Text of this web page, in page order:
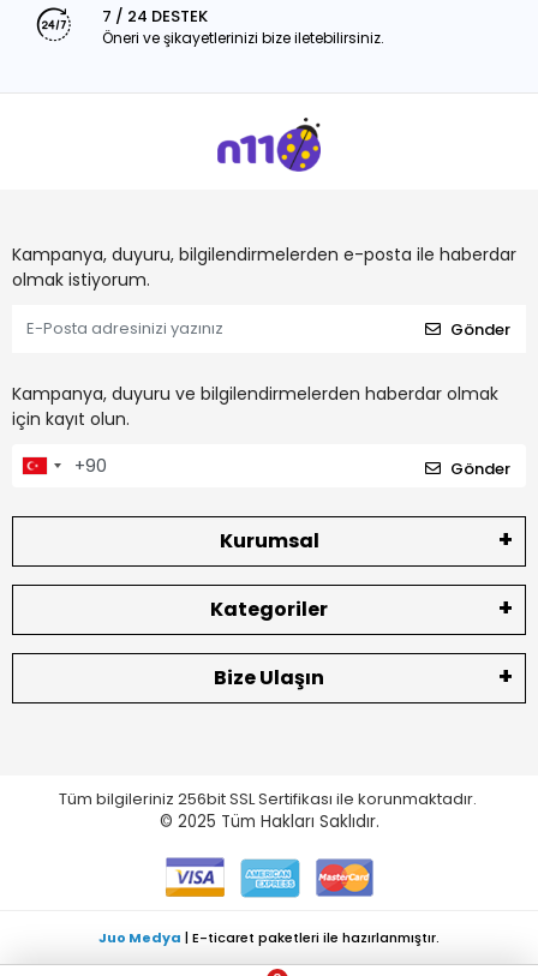
7 / 24 DESTEK
Öneri ve şikayetlerinizi bize iletebilirsiniz.
Kampanya, duyuru, bilgilendirmelerden e-posta ile haberdar
olmak istiyorum.
Gönder
Kampanya, duyuru ve bilgilendirmelerden haberdar olmak
için kayıt olun.
Gönder
Kurumsal
Kategoriler
Bize Ulaşın
Tüm bilgileriniz 256bit SSL Sertifikası ile korunmaktadır.
© 2025 Tüm Hakları Saklıdır.
Juo Medya | E-ticaret paketleri ile hazırlanmıştır.